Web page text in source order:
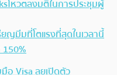
โหวตลงมติในการประชุมผู้
ญมีมที่โตแรงที่สุดในเวลานี้
อ Visa ลุยเปิดตัว